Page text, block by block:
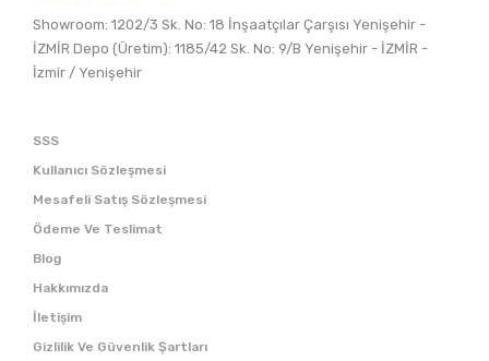
Showroom: 1202/3 Sk. No: 18 İnşaatçılar Çarşısı Yenişehir -
İZMİR Depo (Üretim): 1185/42 Sk. No: 9/B Yenişehir - İZMİR -
İzmir / Yenişehir
SSS
Kullanıcı Sözleşmesi
Mesafeli Satış Sözleşmesi
Ödeme Ve Teslimat
Blog
Hakkımızda
İletişim
Gizlilik Ve Güvenlik Şartları